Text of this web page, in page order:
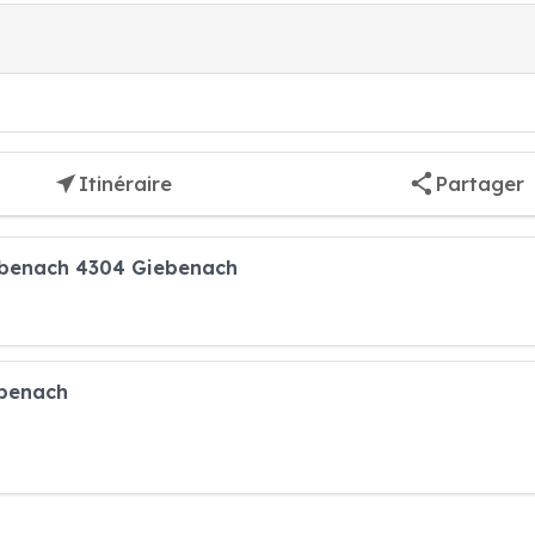
Itinéraire Partager
4304 Giebenach